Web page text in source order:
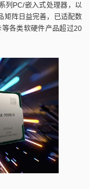
列PC/嵌入式处理器，以
矩阵日益完善，已适配数
各类软硬件产品超过20